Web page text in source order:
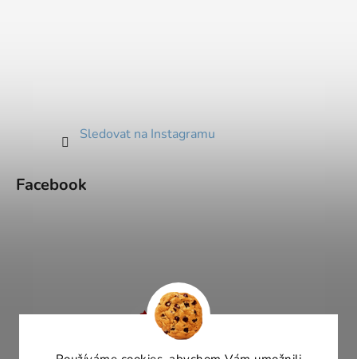
Sledovat na Instagramu
Facebook